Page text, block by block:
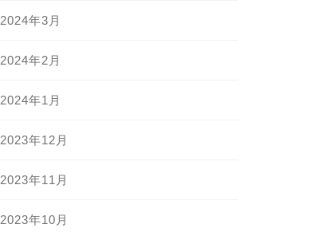
2024年3月
2024年2月
2024年1月
2023年12月
2023年11月
2023年10月